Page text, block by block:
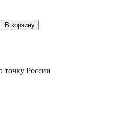
В корзину
точку России